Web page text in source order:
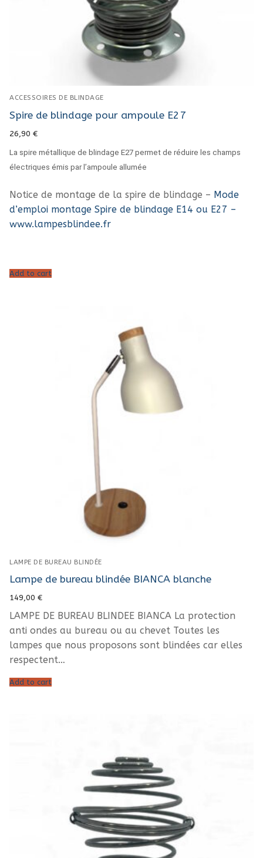
ACCESSOIRES DE BLINDAGE
Spire de blindage pour ampoule E27
26,90 €
La spire métallique de blindage E27 permet de réduire les champs
électriques émis par l’ampoule allumée
Notice de montage de la spire de blindage – Mode
d’emploi montage Spire de blindage E14 ou E27 –
www.lampesblindee.fr
Add to cart
LAMPE DE BUREAU BLINDÉE
Lampe de bureau blindée BIANCA blanche
149,00 €
LAMPE DE BUREAU BLINDEE BIANCA La protection
anti ondes au bureau ou au chevet Toutes les
lampes que nous proposons sont blindées car elles
respectent…
Add to cart